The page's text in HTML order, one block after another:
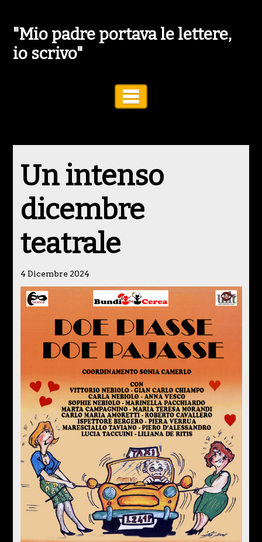
"Mio padre portava le lettere,
io scrivo"
Un intenso
dicembre
teatrale
4 Dicembre 2024